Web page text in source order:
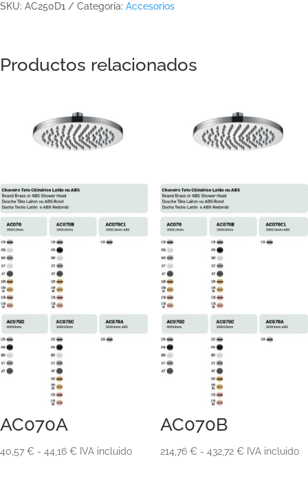
SKU: AC250D1 Categoría: Accesorios
Productos relacionados
AC070A
40,57 € - 44,16 €Rango
IVA incluido
AC070B
214,76 € - 432,72 €Rango
IVA incluido